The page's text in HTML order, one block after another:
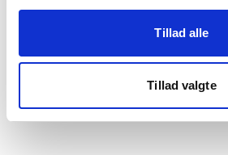
Tillad alle
Tillad valgte